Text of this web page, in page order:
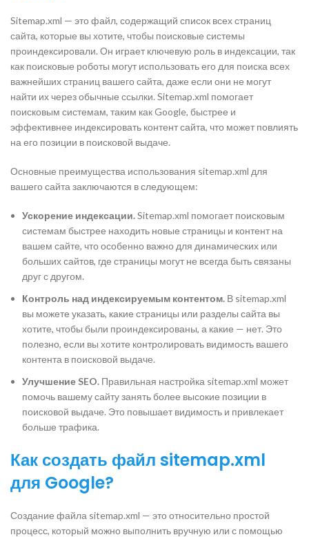
Sitemap.xml — это файл, содержащий список всех страниц
сайта, которые вы хотите, чтобы поисковые системы
проиндексировали. Он играет ключевую роль в индексации, так
как поисковые роботы могут использовать его для поиска всех
важнейших страниц вашего сайта, даже если они не могут
найти их через обычные ссылки. Sitemap.xml помогает
поисковым системам, таким как Google, быстрее и
эффективнее индексировать контент сайта, что может повлиять
на его позиции в поисковой выдаче.
Основные преимущества использования sitemap.xml для
вашего сайта заключаются в следующем:
Ускорение индексации.Sitemap.xml помогает поисковым
системам быстрее находить новые страницы и контент на
вашем сайте, что особенно важно для динамических или
больших сайтов, где страницы могут не всегда быть связаны
друг с другом.
Контроль над индексируемым контентом. В sitemap.xml
вы можете указать, какие страницы или разделы сайта вы
хотите, чтобы были проиндексированы, а какие — нет. Это
полезно, если вы хотите контролировать видимость вашего
контента в поисковой выдаче.
Улучшение SEO. Правильная настройка sitemap.xml может
помочь вашему сайту занять более высокие позиции в
поисковой выдаче. Это повышает видимость и привлекает
больше трафика.
Как создать файл sitemap.xml
для Google?
Создание файла sitemap.xml — это относительно простой
процесс, который можно выполнить вручную или с помощью